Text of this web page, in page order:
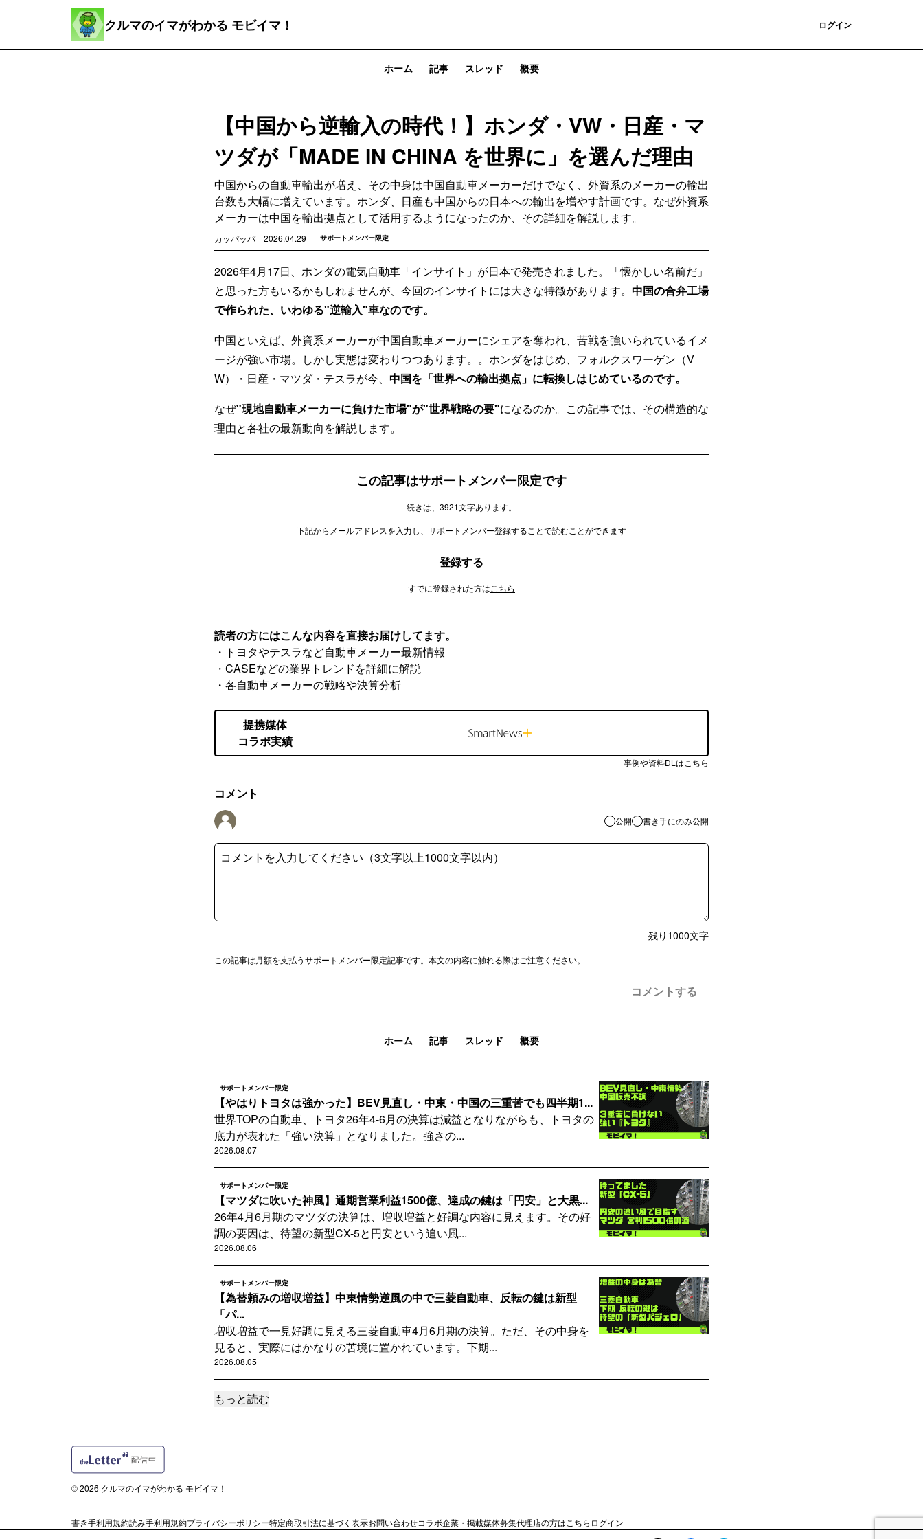
クルマのイマがわかる モビイマ！ ログイン
ホーム 記事 スレッド 概要
【中国から逆輸入の時代！】ホンダ・VW・日産・マ
ツダが「MADE IN CHINA を世界に」を選んだ理由
中国からの自動車輸出が増え、その中身は中国自動車メーカーだけでなく、外資系のメーカーの輸出
台数も大幅に増えています。ホンダ、日産も中国からの日本への輸出を増やす計画です。なぜ外資系
メーカーは中国を輸出拠点として活用するようになったのか、その詳細を解説します。
カッパッパ 2026.04.29 サポートメンバー限定
2026年4月17日、ホンダの電気自動車「インサイト」が日本で発売されました。「懐かしい名前だ」
と思った方もいるかもしれませんが、今回のインサイトには大きな特徴があります。 中国の合弁工場
で作られた、いわゆる"逆輸入"車なのです。
中国といえば、外資系メーカーが中国自動車メーカーにシェアを奪われ、苦戦を強いられているイメ
ージが強い市場。しかし実態は変わりつつあります。。ホンダをはじめ、フォルクスワーゲン（V
W）・日産・マツダ・テスラが今、 中国を「世界への輸出拠点」に転換しはじめているのです。
なぜ"現地自動車メーカーに負けた市場"が"世界戦略の要"になるのか。この記事では、その構造的な
理由と各社の最新動向を解説します。
この記事はサポートメンバー限定です
続きは、3921文字あります。
下記からメールアドレスを入力し、サポートメンバー登録することで読むことができます
登録する
すでに登録された方は こちら
読者の方にはこんな内容を直接お届けしてます。
・トヨタやテスラなど自動車メーカー最新情報
・CASEなどの業界トレンドを詳細に解説
・各自動車メーカーの戦略や決算分析
提携媒体
コラボ実績
事例や資料DLはこちら
コメント
公開 書き手にのみ公開
残り 1000文字
この記事は月額を支払うサポートメンバー限定記事です。本文の内容に触れる際はご注意ください。
コメントする
ホーム 記事 スレッド 概要
サポートメンバー限定
【やはりトヨタは強かった】BEV見直し・中東・中国の三重苦でも四半期1...
世界TOPの自動車、トヨタ26年4-6月の決算は減益となりながらも、トヨタの
底力が表れた「強い決算」となりました。強さの...
2026.08.07
サポートメンバー限定
【マツダに吹いた神風】通期営業利益1500億、達成の鍵は「円安」と大黒...
26年4月6月期のマツダの決算は、増収増益と好調な内容に見えます。その好
調の要因は、待望の新型CX-5と円安という追い風...
2026.08.06
サポートメンバー限定
【為替頼みの増収増益】中東情勢逆風の中で三菱自動車、反転の鍵は新型
「パ...
増収増益で一見好調に見える三菱自動車4月6月期の決算。ただ、その中身を
見ると、実際にはかなりの苦境に置かれています。下期...
2026.08.05
サポートメンバー限定
自動車業界の最新ニュース解説を発信するニュースレター、モビイマ！。先週のニュースをダイジェ
もっと読む
© 2026 クルマのイマがわかる モビイマ！
書き手利用規約読み手利用規約プライバシーポリシー特定商取引法に基づく表示お問い合わせコラボ企業・掲載媒体募集代理店の方はこちら ログイン